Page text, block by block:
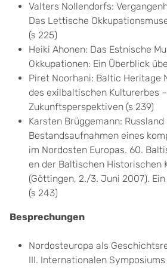
Valters Nollendorfs:
Das Lettische
(s 225)
Heiki Ahonen: Das Estnische
Okkupationen: Ein Überblick
Piret Noorhani: Baltic Heritage
des exilbaltischen Kulturerbes
Zukunftsperspektiven (s 239)
Karsten Brüggemann:
Bestandsaufnahmen eines
im Nordosten Europas. 60.
en der Baltischen Historischen
(Göttingen, 2./3. Juni 2007).
(s 243)
Besprechungen
Nordosteuropa als
III. Internationalen